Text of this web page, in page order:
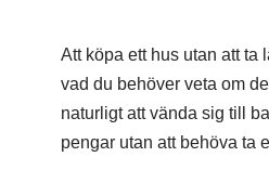
Att köpa ett hus utan att ta
vad du behöver veta om
naturligt att vända sig till
pengar utan att behöva ta